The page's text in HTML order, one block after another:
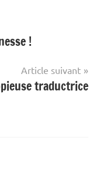
!
Article suivant
traductrice